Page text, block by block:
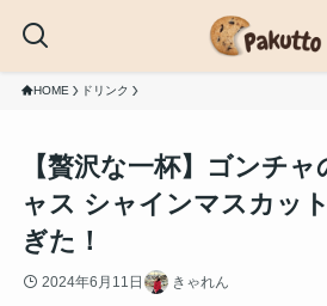
HOME ドリンク
【贅沢な一杯】ゴンチ
ャス シャインマスカッ
ぎた！
2024年6月11日 きゃれん